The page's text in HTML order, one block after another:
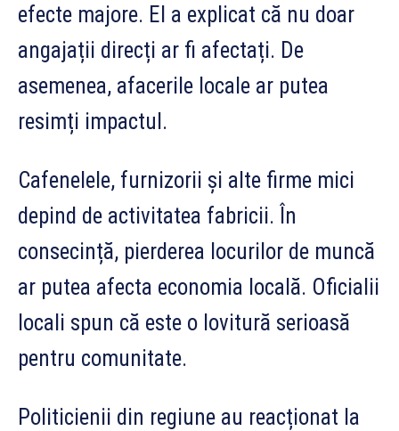
efecte majore. El a explicat că nu doar
angajații direcți ar fi afectați. De
asemenea, afacerile locale ar putea
resimți impactul.
Cafenelele, furnizorii și alte firme mici
depind de activitatea fabricii. În
consecință, pierderea locurilor de muncă
ar putea afecta economia locală. Oficialii
locali spun că este o lovitură serioasă
pentru comunitate.
Politicienii din regiune au reacționat la